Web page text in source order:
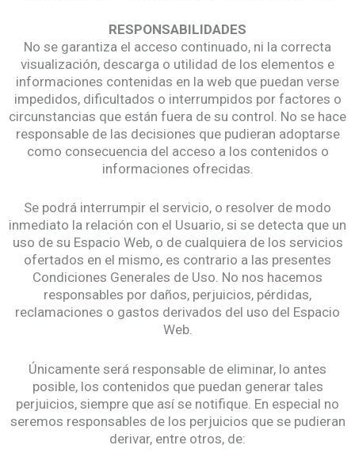
RESPONSABILIDADES
No se garantiza el acceso continuado, ni la correcta
visualización, descarga o utilidad de los elementos e
informaciones contenidas en la web que puedan verse
impedidos, dificultados o interrumpidos por factores o
circunstancias que están fuera de su control. No se hace
responsable de las decisiones que pudieran adoptarse
como consecuencia del acceso a los contenidos o
informaciones ofrecidas.
Se podrá interrumpir el servicio, o resolver de modo
inmediato la relación con el Usuario, si se detecta que un
uso de su Espacio Web, o de cualquiera de los servicios
ofertados en el mismo, es contrario a las presentes
Condiciones Generales de Uso. No nos hacemos
responsables por daños, perjuicios, pérdidas,
reclamaciones o gastos derivados del uso del Espacio
Web.
Únicamente será responsable de eliminar, lo antes
posible, los contenidos que puedan generar tales
perjuicios, siempre que así se notifique. En especial no
seremos responsables de los perjuicios que se pudieran
derivar, entre otros, de: